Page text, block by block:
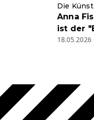
Die
Anna
ist der
18.05.2026